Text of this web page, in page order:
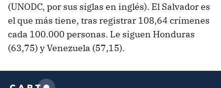
(UNODC, por sus siglas en inglés). El Salvador es
el que más tiene, tras registrar 108,64 crímenes
cada 100.000 personas. Le siguen Honduras
(63,75) y Venezuela (57,15).